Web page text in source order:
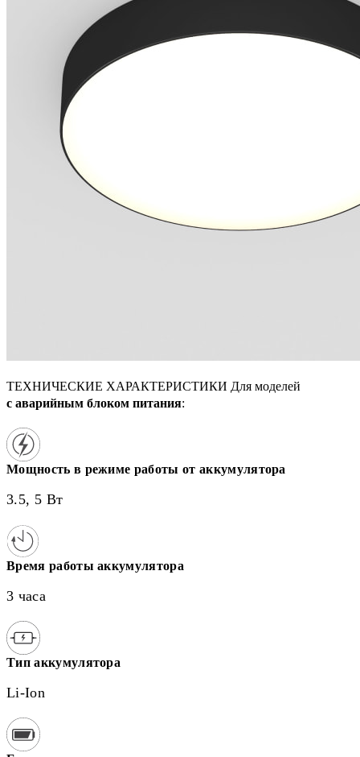
ТЕХНИЧЕСКИЕ ХАРАКТЕРИСТИКИ Для моделей
с аварийным блоком питания:
Мощность в режиме работы от аккумулятора
3.5, 5 Вт
Время работы аккумулятора
3 часа
Тип аккумулятора
Li-Ion